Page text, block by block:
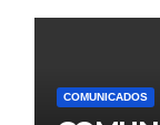
COMUNICADOS